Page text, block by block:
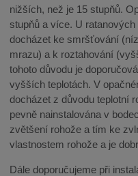
nižších, než je 15 stupňů.
stupňů a více. U
docházet ke smršťování
mrazu) a k roztahování
tohoto důvodu je
vyšších teplotách. V
docházet z důvodu teplotní
pevně nainstalována v
zvětšení rohože a tím ke
vlastnostem rohože a je
Dále doporučujeme při